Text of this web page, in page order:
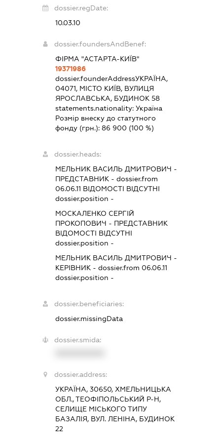
dossier.regDate:
10.03.10
dossier.foundersAndBenef:
ФІРМА "АСТАРТА-КИЇВ"
19371986
dossier.founderAddressУКРАЇНА,
04071, МІСТО КИЇВ, ВУЛИЦЯ
ЯРОСЛАВСЬКА, БУДИНОК 58
statements.nationality:Україна
Розмір внеску до статутного
фонду (грн.):86 900 (100 %)
dossier.heads:
МЕЛЬНИК ВАСИЛЬ ДМИТРОВИЧ -
ПРЕДСТАВНИК - dossier.from
06.06.11 ВІДОМОСТІ ВІДСУТНІ
dossier.position -
МОСКАЛЕНКО СЕРГІЙ
ПРОКОПОВИЧ - ПРЕДСТАВНИК
ВІДОМОСТІ ВІДСУТНІ
dossier.position -
МЕЛЬНИК ВАСИЛЬ ДМИТРОВИЧ -
КЕРІВНИК - dossier.from 06.06.11
dossier.position -
dossier.beneficiaries:
dossier.missingData
dossier.smida:
dossier.address:
УКРАЇНА, 30650, ХМЕЛЬНИЦЬКА
ОБЛ., ТЕОФІПОЛЬСЬКИЙ Р-Н,
СЕЛИЩЕ МІСЬКОГО ТИПУ
БАЗАЛІЯ, ВУЛ. ЛЕНІНА, БУДИНОК
22